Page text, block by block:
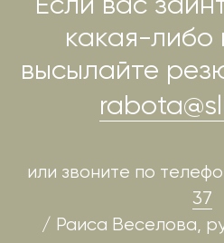
Если вас
какая-либо
высылайте
или звоните по
37
/ Раиса Веселова,